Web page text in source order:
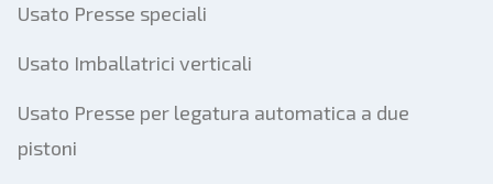
Usato Presse speciali
Usato Imballatrici verticali
Usato Presse per legatura automatica a due
pistoni